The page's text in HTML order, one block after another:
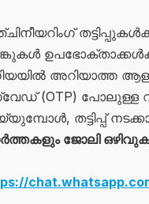
അറിയാത്ത
(OTP) പോലുള്ള
തട്ടിപ്പ്
ജോലി